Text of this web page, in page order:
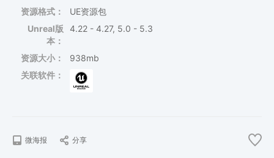
资源格式：
UE资源包
Unreal版
本：
4.22 - 4.27, 5.0 - 5.3
资源大小：
938mb
关联软件：
微海报 分享